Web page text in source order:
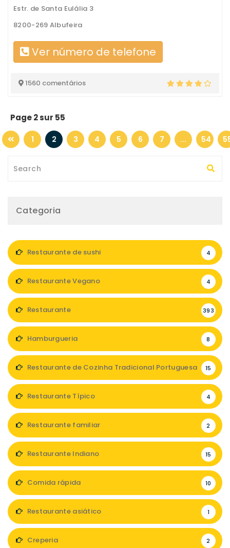
Estr. de Santa Eulália 3
8200-269 Albufeira
Ver número de telefone
1560 comentários
Page 2 sur 55
1 2 3 4 5 6 7 ... 54
Categoria
Restaurante de sushi 4
Restaurante Vegano 4
Restaurante 393
Hamburgueria 8
Restaurante de Cozinha Tradicional Portuguesa 15
Restaurante Típico 4
Restaurante familiar 2
Restaurante Indiano 15
Comida rápida 10
Restaurante asiático 1
Creperia 2